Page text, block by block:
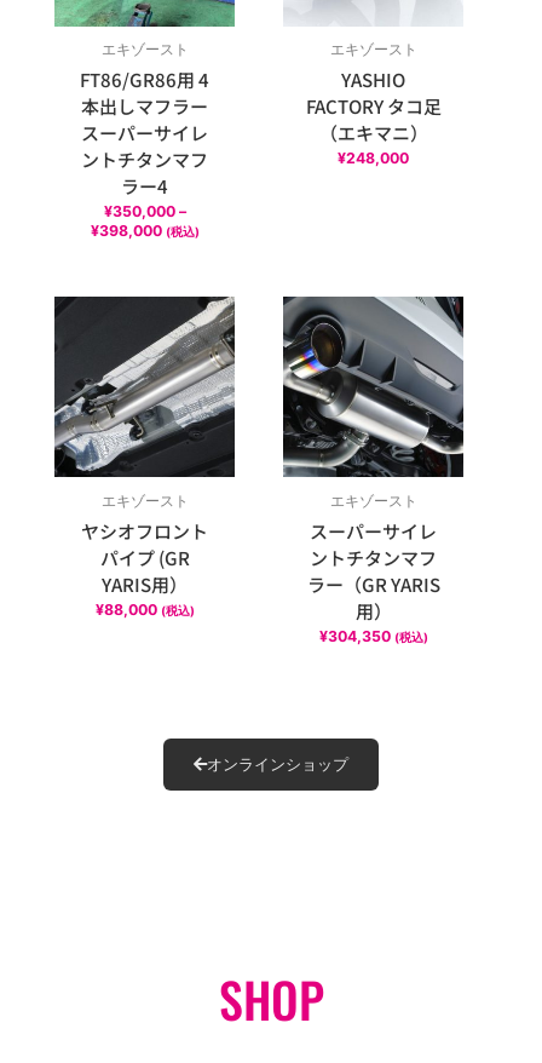
プ
エキゾースト
FT86/GR86用 4
本出しマフラー
スーパーサイレ
ントチタンマフ
ラー4
¥350,000 –
¥398,000 (税込)
エキゾースト
YASHIO
FACTORY タコ足
（エキマニ）
¥248,000
エキゾースト
ヤシオフロント
パイプ (GR
YARIS用）
¥88,000 (税込)
エキゾースト
スーパーサイレ
ントチタンマフ
ラー（GR YARIS
用）
¥304,350 (税込)
オンラインショップ
SHOP